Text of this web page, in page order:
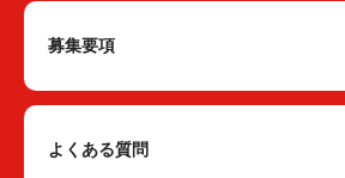
募集要項
よくある質問